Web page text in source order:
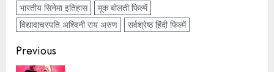
भारतीय सिनेमा इतिहास
​मूक बोलती फिल्में
विद्यावाचस्पति अश्विनी राय अरुण
​सर्वश्रेष्ठ हिंदी फिल्में
Previous